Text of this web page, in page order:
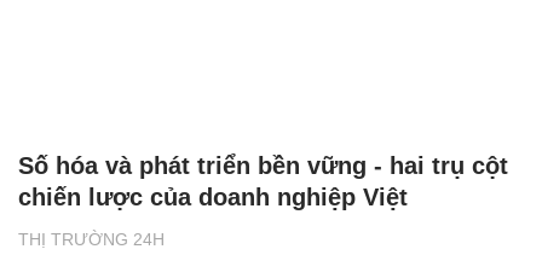
THỊ TRƯỜNG 24H
Số hóa và phát triển bền vững - hai trụ cột
chiến lược của doanh nghiệp Việt